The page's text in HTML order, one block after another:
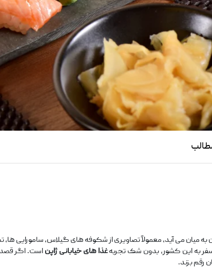
به میان می ‌آید، معمولاً تصاویری از شکوفه ‌های گیلاس، سامورایی
به این کشور، بدون شک تجربهغذا های خیابانی ژاپناست. اگر قصد
رقم بزند.